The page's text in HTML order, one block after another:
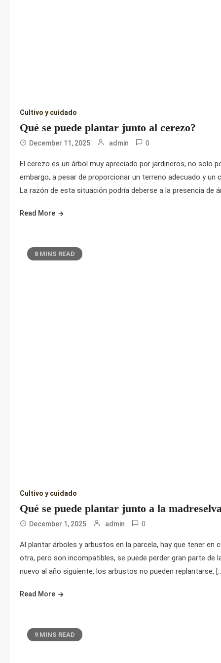
Cultivo y cuidado
Qué se puede plantar junto al cerezo?
December 11, 2025 admin 0
El cerezo es un árbol muy apreciado por jardineros, no solo
embargo, a pesar de proporcionar un terreno adecuado y
La razón de esta situación podría deberse a la presencia de
Read More
8 MINS READ
Cultivo y cuidado
Qué se puede plantar junto a la
December 1, 2025 admin 0
Al plantar árboles y arbustos en la parcela, hay que tener en
otra, pero son incompatibles, se puede perder gran parte de
nuevo al año siguiente, los arbustos no pueden replantarse,
Read More
9 MINS READ